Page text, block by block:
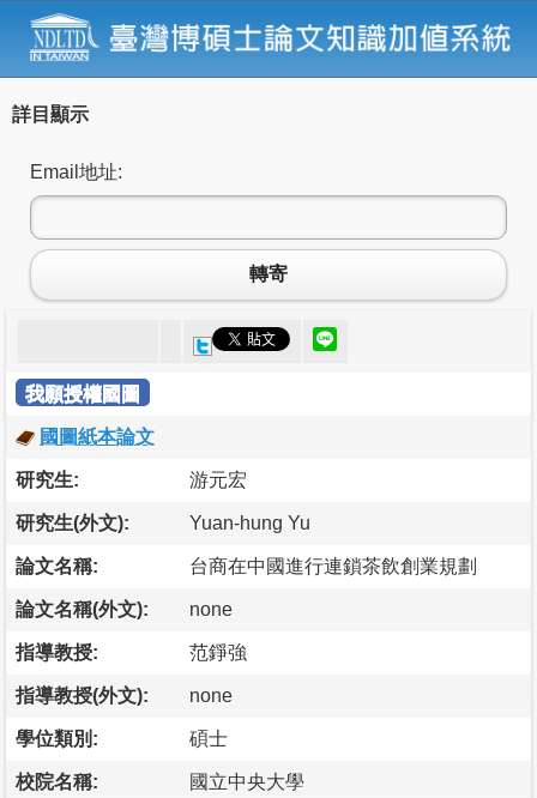
詳目顯示
Email地址:
轉寄
我願授權國圖
國圖紙本論文
研究生: 游元宏
研究生(外文): Yuan-hung Yu
論文名稱: 台商在中國進行連鎖茶飲創業規劃
論文名稱(外文): none
指導教授: 范錚強
指導教授(外文): none
學位類別: 碩士
校院名稱: 國立中央大學